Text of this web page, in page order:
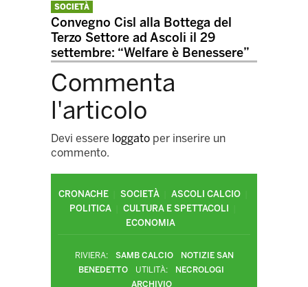
SOCIETÀ
Convegno Cisl alla Bottega del
Terzo Settore ad Ascoli il 29
settembre: “Welfare è Benessere”
Commenta
l'articolo
Devi essere loggato per inserire un
commento.
CRONACHE SOCIETÀ
ASCOLI CALCIO
POLITICA
CULTURA E SPETTACOLI
ECONOMIA
RIVIERA: SAMB CALCIO
NOTIZIE SAN
BENEDETTO
UTILITÀ:
NECROLOGI
ARCHIVIO